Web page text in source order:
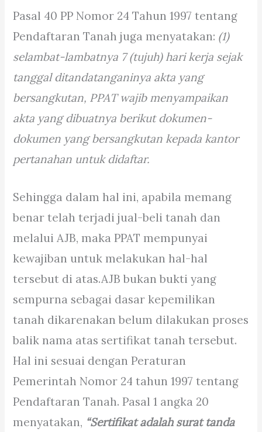
Pasal 40 PP Nomor 24 Tahun 1997 tentang
Pendaftaran Tanah juga menyatakan: (1)
selambat-lambatnya 7 (tujuh) hari kerja sejak
tanggal ditandatanganinya akta yang
bersangkutan, PPAT wajib menyampaikan
akta yang dibuatnya berikut dokumen-
dokumen yang bersangkutan kepada kantor
pertanahan untuk didaftar.
Sehingga dalam hal ini, apabila memang
benar telah terjadi jual-beli tanah dan
melalui AJB, maka PPAT mempunyai
kewajiban untuk melakukan hal-hal
tersebut di atas.AJB bukan bukti yang
sempurna sebagai dasar kepemilikan
tanah dikarenakan belum dilakukan proses
balik nama atas sertifikat tanah tersebut.
Hal ini sesuai dengan Peraturan
Pemerintah Nomor 24 tahun 1997 tentang
Pendaftaran Tanah. Pasal 1 angka 20
menyatakan, “Sertifikat adalah surat tanda